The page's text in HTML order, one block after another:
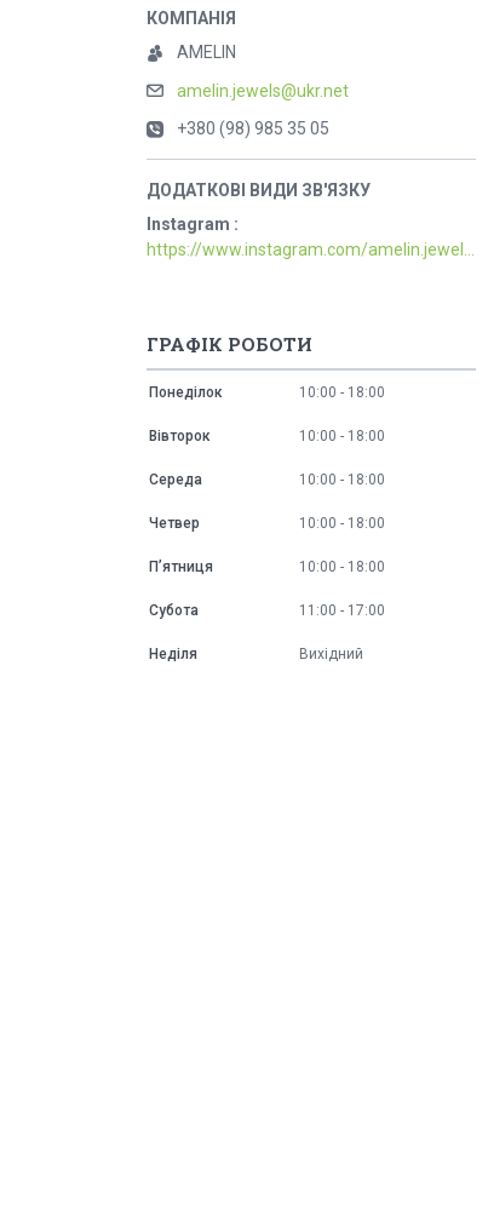
AMELIN
amelin.jewels@ukr.net
+380 (98) 985 35 05
Instagram
https://www.instagram.com/amelin.jewellery/
ГРАФІК РОБОТИ
Понеділок 10:00 18:00
Вівторок 10:00 18:00
Середа 10:00 18:00
Четвер 10:00 18:00
Пʼятниця 10:00 18:00
Субота 11:00 17:00
Неділя Вихідний